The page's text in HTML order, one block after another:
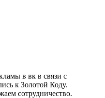
в вк в связи с
к Золотой Коду.
сотрудничество.